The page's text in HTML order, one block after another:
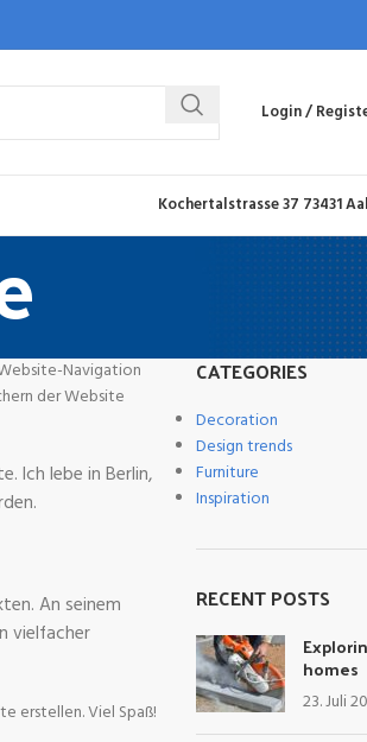
Login /
Kochertalstrasse 37 73431
Navigation
der Website
Ich lebe in Berlin,
An seinem
vielfacher
erstellen. Viel Spaß!
CATEGORIES
Decoration
Design trends
Furniture
Inspiration
RECENT POSTS
homes
23. Juli